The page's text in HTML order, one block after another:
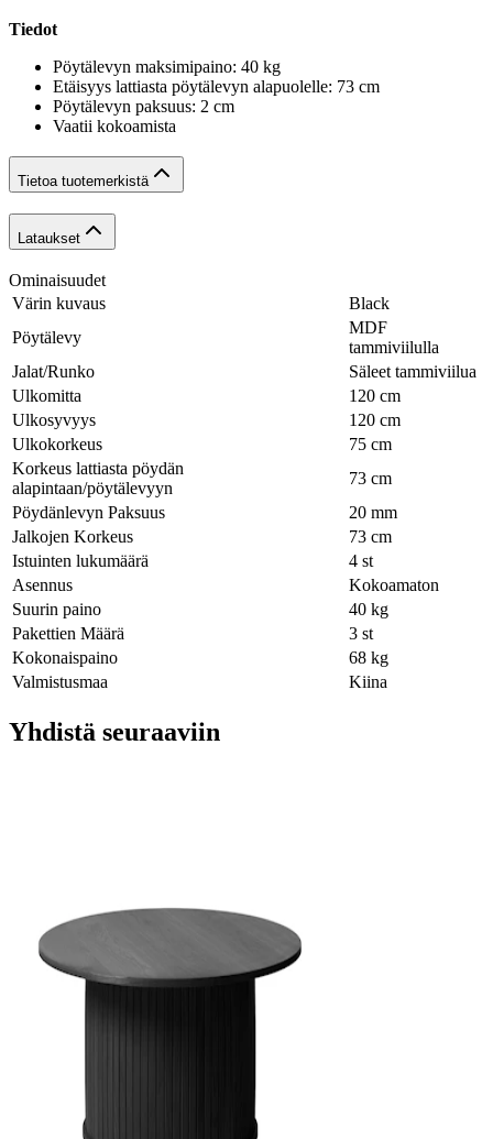
Tiedot
Pöytälevyn maksimipaino: 40 kg
Etäisyys lattiasta pöytälevyn alapuolelle: 73 cm
Pöytälevyn paksuus: 2 cm
Vaatii kokoamista
Tietoa tuotemerkistä
Lataukset
Ominaisuudet
Värin kuvaus
Black
Pöytälevy
MDF
tammiviilulla
Jalat/Runko
Säleet tammiviilua
Ulkomitta
120 cm
Ulkosyvyys
120 cm
Ulkokorkeus
75 cm
Korkeus lattiasta pöydän
alapintaan/pöytälevyyn
73 cm
Pöydänlevyn Paksuus
20 mm
Jalkojen Korkeus
73 cm
Istuinten lukumäärä
4 st
Asennus
Kokoamaton
Suurin paino
40 kg
Pakettien Määrä
3 st
Kokonaispaino
68 kg
Valmistusmaa
Kiina
Yhdistä seuraaviin